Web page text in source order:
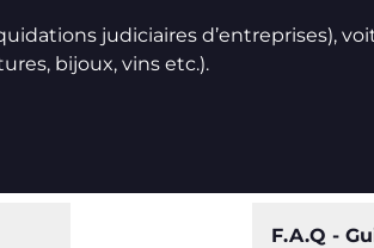
judiciaires d’entreprises),
bijoux, vins etc.).
F.A.Q -